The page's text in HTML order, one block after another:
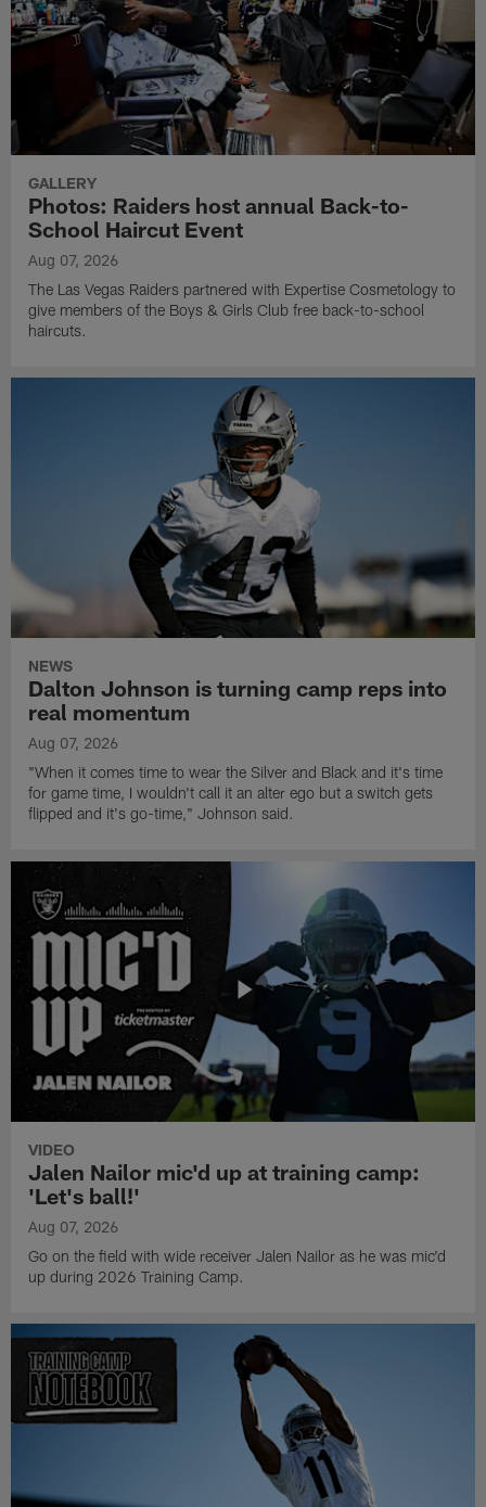
GALLERY
Photos: Raiders host annual Back-to-
School Haircut Event
Aug 07, 2026
The Las Vegas Raiders partnered with Expertise Cosmetology to
give members of the Boys & Girls Club free back-to-school
haircuts.
NEWS
Dalton Johnson is turning camp reps into
real momentum
Aug 07, 2026
"When it comes time to wear the Silver and Black and it's time
for game time, I wouldn't call it an alter ego but a switch gets
flipped and it's go-time," Johnson said.
VIDEO
Jalen Nailor mic'd up at training camp:
'Let's ball!'
Aug 07, 2026
Go on the field with wide receiver Jalen Nailor as he was mic'd
up during 2026 Training Camp.